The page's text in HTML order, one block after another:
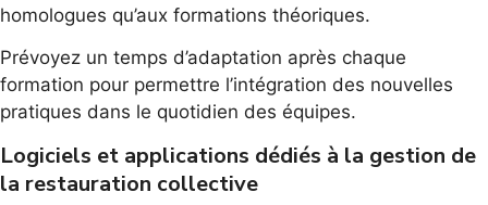
homologues qu’aux formations théoriques.
Prévoyez un temps d’adaptation après chaque
formation pour permettre l’intégration des nouvelles
pratiques dans le quotidien des équipes.
Logiciels et applications dédiés à la gestion de
la restauration collective